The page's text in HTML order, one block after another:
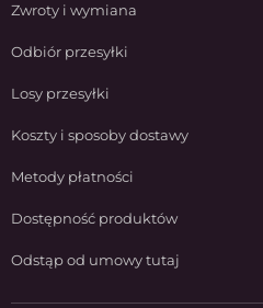
Zwroty i wymiana
Odbiór przesyłki
Losy przesyłki
Koszty i sposoby dostawy
Metody płatności
Dostępność produktów
Odstąp od umowy tutaj